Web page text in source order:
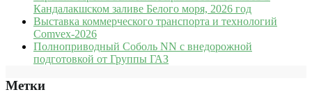
Кандалакшском заливе Белого моря, 2026 год
Выставка коммерческого транспорта и технологий
Comvex-2026
Полноприводный Соболь NN с внедорожной
подготовкой от Группы ГАЗ
Метки